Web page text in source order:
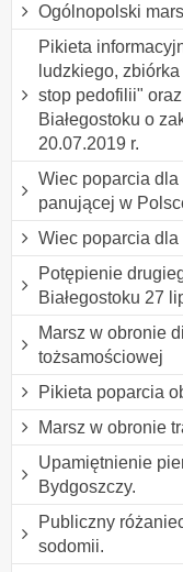
Ogólnopolski
Pikieta
ludzkiego,
stop pedofilii"
Białegostoku o
20.07.2019 r.
Wiec poparcia
panującej w
Wiec poparcia
Potępienie
Białegostoku 27
Marsz w obronie
tożsamościowej
Pikieta poparcia
Marsz w obronie
Upamiętnienie
Bydgoszczy.
Publiczny
sodomii.